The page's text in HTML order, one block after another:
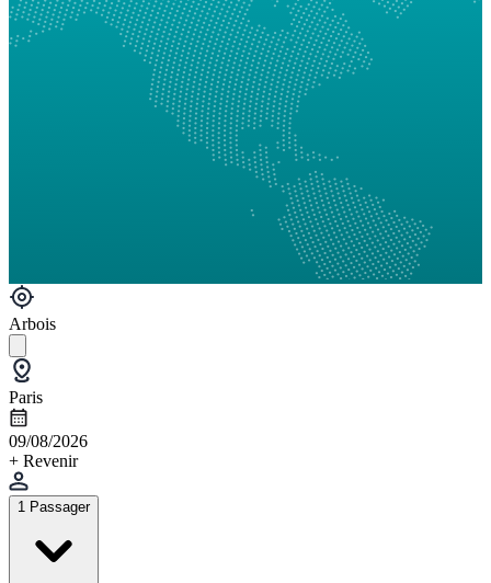
Arbois
Paris
09/08/2026
+ Revenir
1 Passager